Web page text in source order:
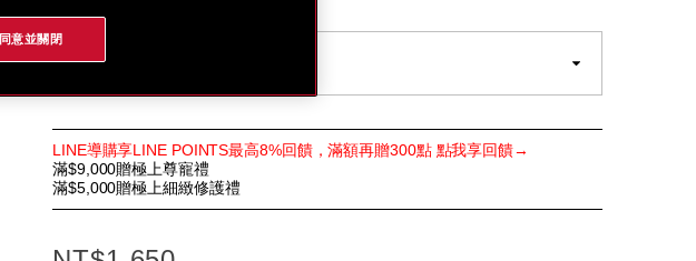
1012304310.html
號。
1012304310
Hydrating GLOW
特
別
優
惠
LINE導購享LINE POINTS最高8%回饋，滿額再贈300點 點我享回饋→
滿$9,000贈極上尊寵禮
滿$5,000贈極上細緻修護禮
同意並關閉